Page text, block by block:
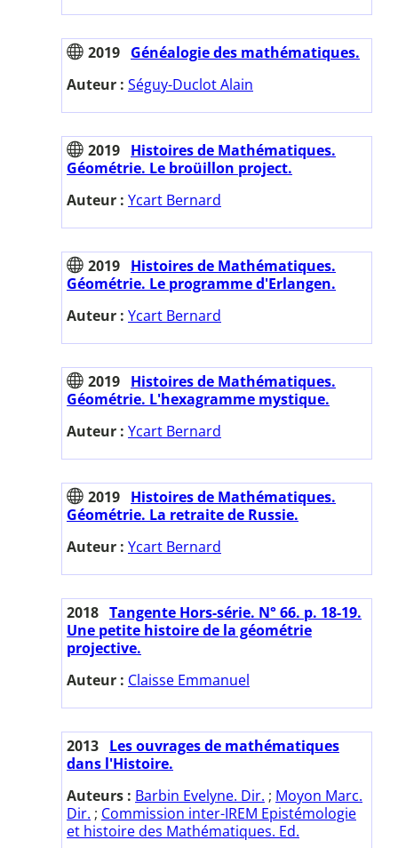
2019 Généalogie des mathématiques.
Auteur : Séguy-Duclot Alain
2019 Histoires de Mathématiques.
Géométrie. Le broüillon project.
Auteur : Ycart Bernard
2019 Histoires de Mathématiques.
Géométrie. Le programme d'Erlangen.
Auteur : Ycart Bernard
2019 Histoires de Mathématiques.
Géométrie. L'hexagramme mystique.
Auteur : Ycart Bernard
2019 Histoires de Mathématiques.
Géométrie. La retraite de Russie.
Auteur : Ycart Bernard
2018 Tangente Hors-série. N° 66. p. 18-19.
Une petite histoire de la géométrie
projective.
Auteur : Claisse Emmanuel
2013 Les ouvrages de mathématiques
dans l'Histoire.
Auteurs : Barbin Evelyne. Dir. ; Moyon Marc.
Dir. ; Commission inter-IREM Epistémologie
et histoire des Mathématiques. Ed.